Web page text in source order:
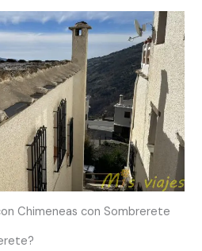
Chimeneas con Sombrerete